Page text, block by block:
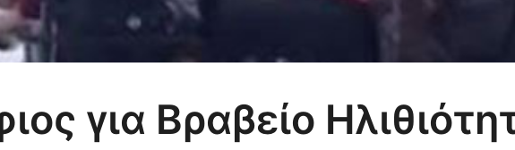
για Βραβείο